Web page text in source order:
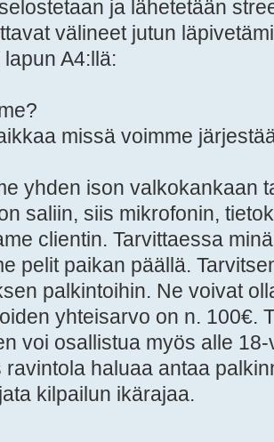
ja lähetetään
välineet jutun
A4:llä:
missä voimme
yhden ison valkokankaan
saliin, siis mikrofonin,
clientin. Tarvittaessa
pelit paikan päällä.
palkintoihin. Ne voivat
yhteisarvo on n. 100€.
voi osallistua myös alle
ravintola haluaa antaa
kilpailun ikärajaa.